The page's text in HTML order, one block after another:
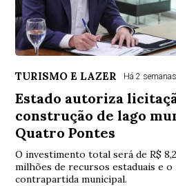
TURISMO E LAZER Há 2 semanas
Estado autoriza
construção de lago
Quatro Pontes
O investimento total será de R$
milhões de recursos estaduais e
contrapartida municipal.